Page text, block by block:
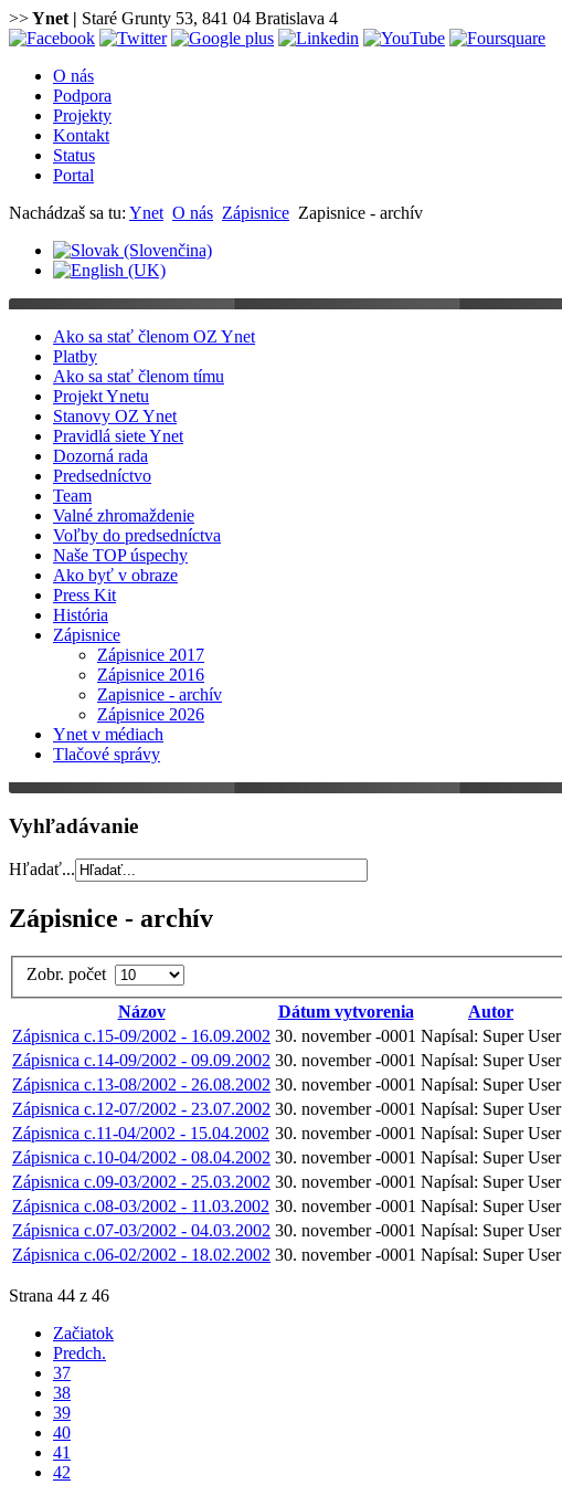
>>Ynet | Staré Grunty 53, 841 04 Bratislava 4
O nás
Podpora
Projekty
Kontakt
Status
Portal
Nachádzaš sa tu: Ynet O nás Zápisnice Zapisnice - archív
Ako sa stať členom OZ Ynet
Platby
Ako sa stať členom tímu
Projekt Ynetu
Stanovy OZ Ynet
Pravidlá siete Ynet
Dozorná rada
Predsedníctvo
Team
Valné zhromaždenie
Voľby do predsedníctva
Naše TOP úspechy
Ako byť v obraze
Press Kit
História
Zápisnice
Zápisnice 2017
Zápisnice 2016
Zapisnice - archív
Zápisnice 2026
Ynet v médiach
Tlačové správy
Vyhľadávanie
Hľadať...
Zápisnice - archív
Zobr. počet
Názov
Dátum vytvorenia Autor
Zápisnica c.15-09/2002 - 16.09.2002 30. november -0001 Napísal: Super User
Zápisnica c.14-09/2002 - 09.09.2002 30. november -0001 Napísal: Super User
Zápisnica c.13-08/2002 - 26.08.2002 30. november -0001 Napísal: Super User
Zápisnica c.12-07/2002 - 23.07.2002 30. november -0001 Napísal: Super User
Zápisnica c.11-04/2002 - 15.04.2002 30. november -0001 Napísal: Super User
Zápisnica c.10-04/2002 - 08.04.2002 30. november -0001 Napísal: Super User
Zápisnica c.09-03/2002 - 25.03.2002 30. november -0001 Napísal: Super User
Zápisnica c.08-03/2002 - 11.03.2002 30. november -0001 Napísal: Super User
Zápisnica c.07-03/2002 - 04.03.2002 30. november -0001 Napísal: Super User
Zápisnica c.06-02/2002 - 18.02.2002 30. november -0001 Napísal: Super User
Strana 44 z 46
Začiatok
Predch.
37
38
39
40
41
42